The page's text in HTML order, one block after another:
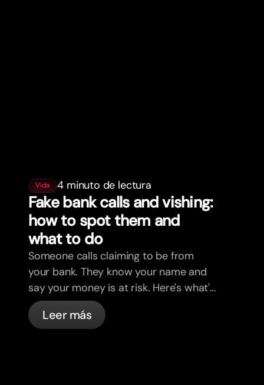
Vida 4 minuto de lectura
Fake bank calls and vishing:
how to spot them and
what to do
Someone calls claiming to be from
your bank. They know your name and
say your money is at risk. Here's what's
actually happening, and what to do.
Leer más